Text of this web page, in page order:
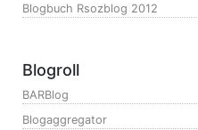
Blogbuch Rsozblog 2012
Blogroll
BARBlog
Blogaggregator